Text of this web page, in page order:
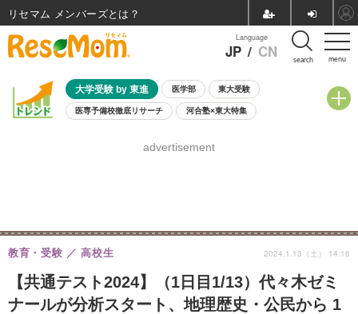
menu
Language
JP / CN search
大学受験 by 東進 医学部 東大受験
医専予備校徹底リサーチ 河合塾×東大特集
8月開催学校説明会・相談会
advertisement
【共通テスト2024】（1日目1/13）代々木ゼミ
ナールが分析スタート、地理歴史・公民から 1
教育・受験 高校生 2024.1.13（土） 14:16
リセマム メンバーズ